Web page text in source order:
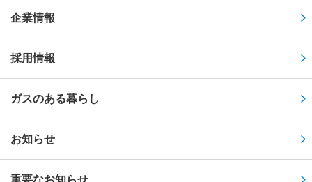
企業情報
採用情報
ガスのある暮らし
お知らせ
重要なお知らせ